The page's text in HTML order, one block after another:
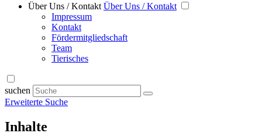
Über Uns / Kontakt Über Uns / Kontakt
Impressum
Kontakt
Fördermitgliedschaft
Team
Tierisches
suchen
Erweiterte Suche
Inhalte